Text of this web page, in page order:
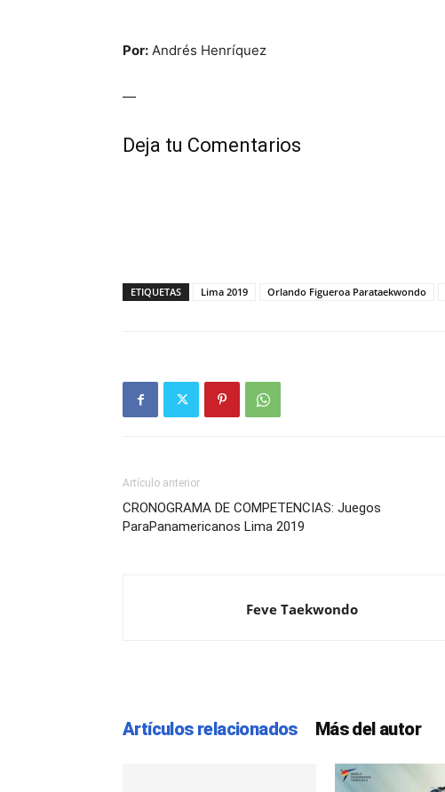
Por: Andrés Henríquez
—
Deja tu Comentarios
ETIQUETAS Lima 2019 Orlando Figueroa Parataekwondo
Artículo anterior
CRONOGRAMA DE COMPETENCIAS: Juegos
ParaPanamericanos Lima 2019
Feve Taekwondo
Artículos relacionados Más del autor